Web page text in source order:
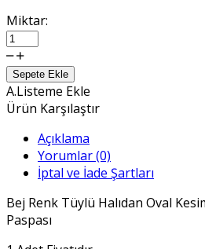
Miktar:
Sepete Ekle
A.Listeme Ekle
Ürün Karşılaştır
Açıklama
Yorumlar (0)
İptal ve İade Şartları
Bej Renk Tüylü Halıdan Oval
Paspası